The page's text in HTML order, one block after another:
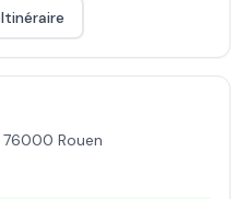
Itinéraire
76000 Rouen